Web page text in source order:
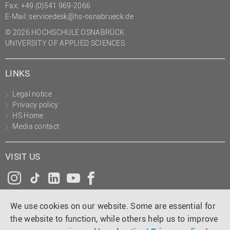
We use cookies on our website. Some are essential for
the website to function, while others help us to improve
Fax: +49 (0)541 969-2066
E-Mail: servicedesk@hs-osnabrueck.de
© 2026 HOCHSCHULE OSNABRÜCK
UNIVERSITY OF APPLIED SCIENCES
LINKS
Legal notice
Privacy policy
HS Home
Media contact
VISIT US
Instagram
Tiktok
LinkedInYouTube